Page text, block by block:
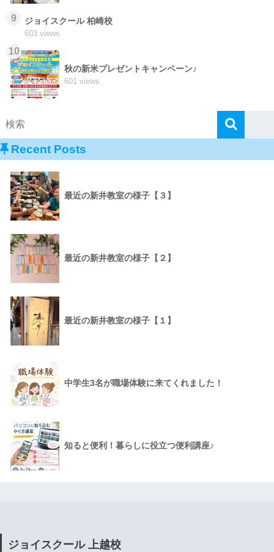
9 ジョイスクール 柏崎校
603 views
10
秋の新米プレゼントキャンペーン♪
601 views
Recent Posts
最近の新井教室の様子【３】
最近の新井教室の様子【２】
最近の新井教室の様子【１】
中学生3名が職場体験に来てくれました！
知ると便利！暮らしに役立つ便利講座♪
ジョイスクール 上越校